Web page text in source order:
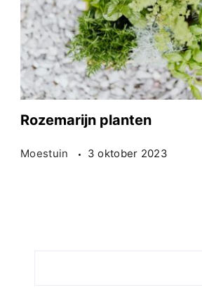
Rozemarijn planten
Moestuin 3 oktober 2023